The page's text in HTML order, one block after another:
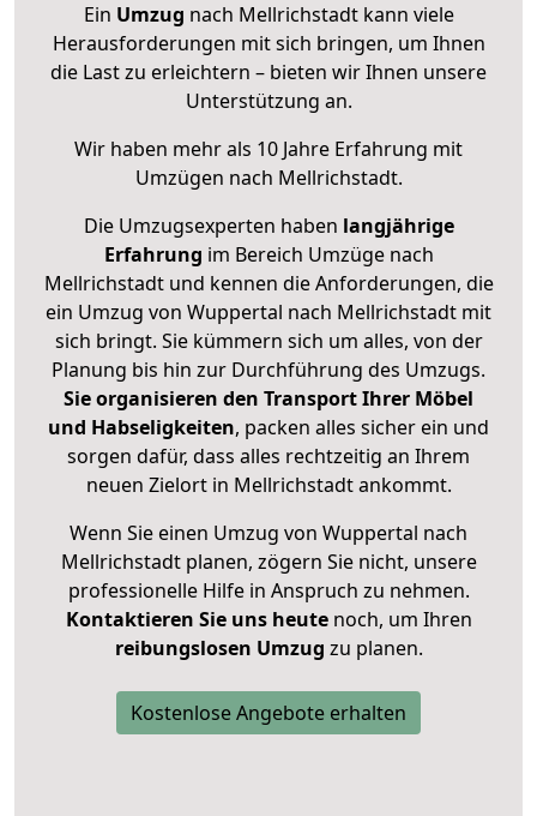
Ein Umzug nach Mellrichstadt kann viele
Herausforderungen mit sich bringen, um Ihnen
die Last zu erleichtern – bieten wir Ihnen unsere
Unterstützung an.
Wir haben mehr als 10 Jahre Erfahrung mit
Umzügen nach Mellrichstadt.
Die Umzugsexperten haben langjährige
Erfahrung im Bereich Umzüge nach
Mellrichstadt und kennen die Anforderungen, die
ein Umzug von Wuppertal nach Mellrichstadt mit
sich bringt. Sie kümmern sich um alles, von der
Planung bis hin zur Durchführung des Umzugs.
Sie organisieren den Transport Ihrer Möbel
und Habseligkeiten, packen alles sicher ein und
sorgen dafür, dass alles rechtzeitig an Ihrem
neuen Zielort in Mellrichstadt ankommt.
Wenn Sie einen Umzug von Wuppertal nach
Mellrichstadt planen, zögern Sie nicht, unsere
professionelle Hilfe in Anspruch zu nehmen.
Kontaktieren Sie uns heutenoch, um Ihren
reibungslosen Umzug zu planen.
Kostenlose Angebote erhalten